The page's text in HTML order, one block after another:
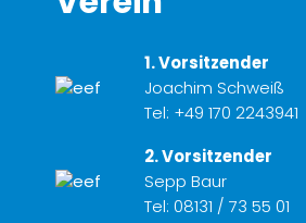
1. Vorsitzender
Joachim Schweiß
Tel: +49 170 2243941
2. Vorsitzender
Sepp Baur
Tel: 08131 / 73 55 01